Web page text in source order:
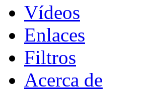
Vídeos
Enlaces
Filtros
Acerca de